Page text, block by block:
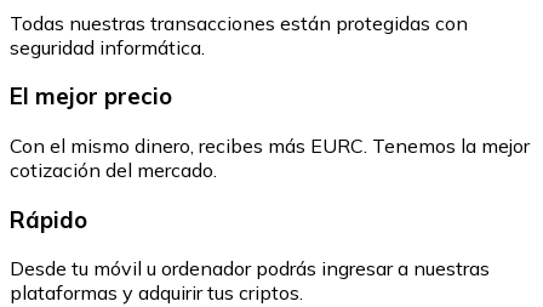
Todas nuestras transacciones están protegidas con
seguridad informática.
El mejor precio
Con el mismo dinero, recibes más EURC. Tenemos la mejor
cotización del mercado.
Rápido
Desde tu móvil u ordenador podrás ingresar a nuestras
plataformas y adquirir tus criptos.